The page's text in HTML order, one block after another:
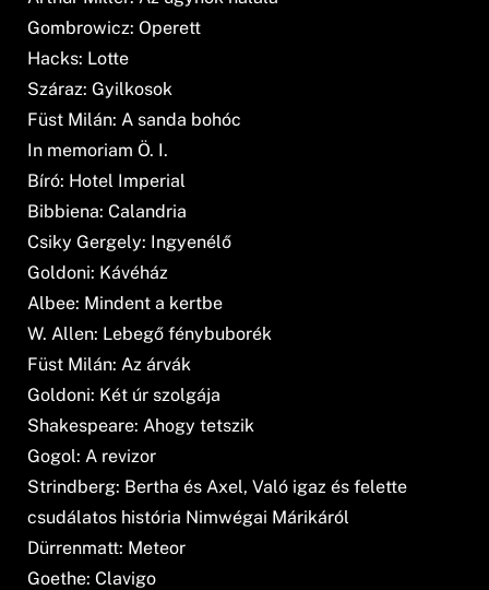
Gombrowicz: Operett
Hacks: Lotte
Száraz: Gyilkosok
Füst Milán: A sanda bohóc
In memoriam Ö. I.
Bíró: Hotel Imperial
Bibbiena: Calandria
Csiky Gergely: Ingyenélő
Goldoni: Kávéház
Albee: Mindent a kertbe
W. Allen: Lebegő fénybuborék
Füst Milán: Az árvák
Goldoni: Két úr szolgája
Shakespeare: Ahogy tetszik
Gogol: A revizor
Strindberg: Bertha és Axel, Való igaz és felette
csudálatos história Nimwégai Márikáról
Dürrenmatt: Meteor
Goethe: Clavigo